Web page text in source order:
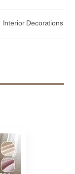
Interior Decorations